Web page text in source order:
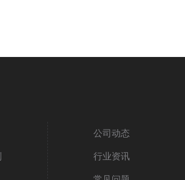
公司动态
行业资讯